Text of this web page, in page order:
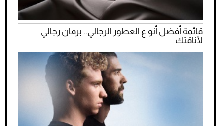
قائمة أفضل أنواع العطور الرجالي.. برفان رجالي
لأناقتك